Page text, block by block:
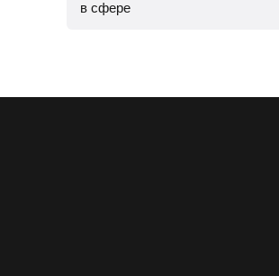
в сфере
чтобы прояснить